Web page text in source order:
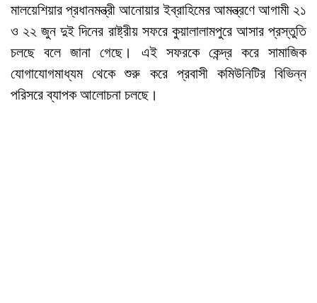
মালয়েশিয়ার প্রধানমন্ত্রী আনোয়ার ইব্রাহিমের আমন্ত্রণে আগামী ২১
ও ২২ জুন দুই দিনের রাষ্ট্রীয় সফরে কুয়ালালামপুরে আসার প্রস্তুতি
চলছে বলে জানা গেছে। এই সফরকে কেন্দ্র করে সামাজিক
যোগাযোগমাধ্যম থেকে শুরু করে প্রবাসী কমিউনিটির বিভিন্ন
পরিসরে ব্যাপক আলোচনা চলছে।